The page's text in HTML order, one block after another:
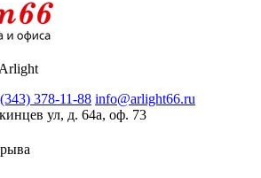
378-11-88 info@arlight66.ru
ул, д. 64а, оф. 73